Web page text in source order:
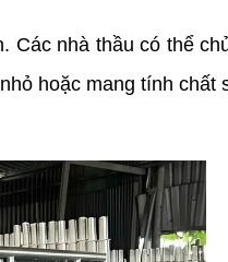
nhà thầu có thể
hoặc mang tính chất